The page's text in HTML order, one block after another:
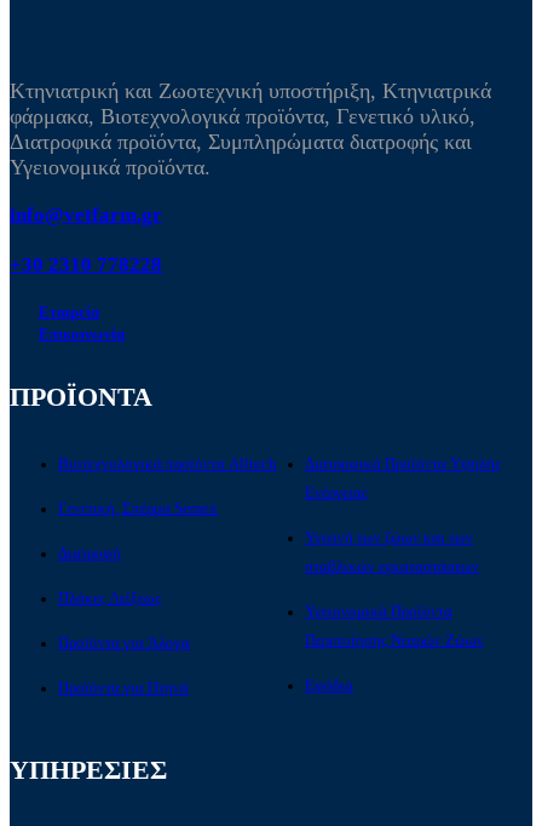
Κτηνιατρική και Ζωοτεχνική υποστήριξη, Κτηνιατρικά
φάρμακα, Βιοτεχνολογικά προϊόντα, Γενετικό υλικό,
Διατροφικά προϊόντα, Συμπληρώματα διατροφής και
Υγειονομικά προϊόντα.
info@vetfarm.gr
+30 2310 778228
Εταιρεία
Επικοινωνία
ΠΡΟΪΟΝΤΑ
Βιοτεχνολογικά προϊόντα Alltech
Γενετική, Σπέρμα Semex
Διατροφή
Πλάκες Λείξεως
Προϊόντα για Άλογα
Προϊόντα για Πτηνά
Διατροφικά Προϊόντα Υψηλής
Ενέργειας
Υγιεινή των ζώων και των
σταβλικών εγκαταστάσεων
Υγειονομικά Προϊόντα
Περιποίησης Νεαρών Ζώων
Εφόδια
ΥΠΗΡΕΣΙΕΣ